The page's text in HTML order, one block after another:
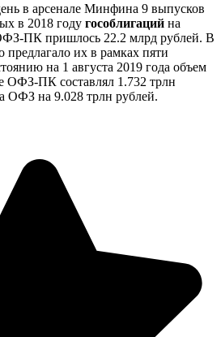
в арсенале Минфина 9 выпусков
в 2018 году гособлигаций на
ПК пришлось 22.2 млрд рублей. В
их в рамках пяти
на 1 августа 2019 года объем
ОФЗ-ПК составлял 1.732 трлн
ОФЗ на 9.028 трлн рублей.